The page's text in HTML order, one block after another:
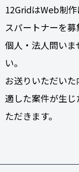
12GridはWeb制
スパートナーを募
個人・法人問い
い。
お送りいただいた
適した案件が生
ただきます。